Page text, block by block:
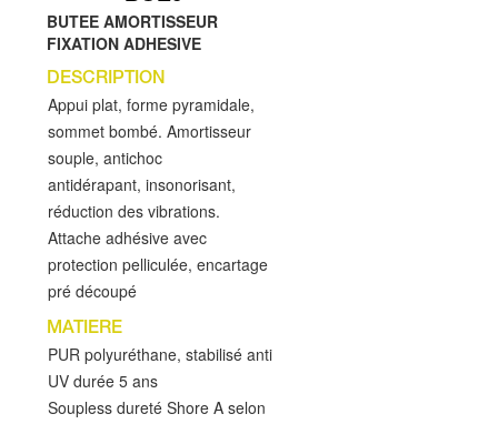
BUTEE AMORTISSEUR
FIXATION ADHESIVE
DESCRIPTION
Appui plat, forme pyramidale,
sommet bombé. Amortisseur
souple, antichoc
antidérapant, insonorisant,
réduction des vibrations.
Attache adhésive avec
protection pelliculée, encartage
pré découpé
MATIERE
PUR polyuréthane, stabilisé anti
UV durée 5 ans
Soupless dureté Shore A selon